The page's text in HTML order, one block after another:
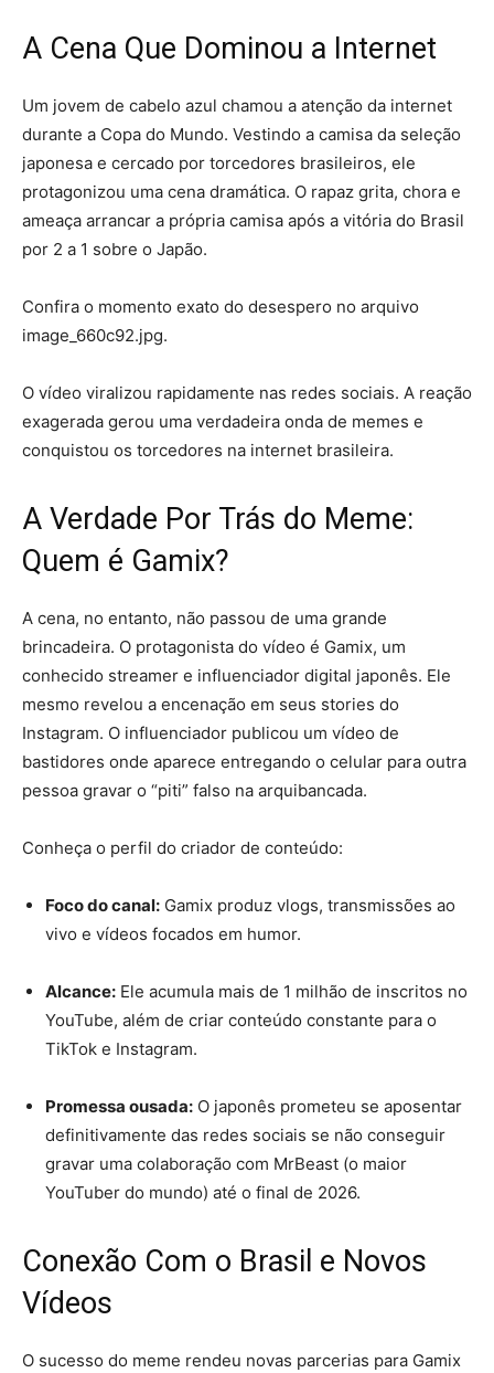
A Cena Que Dominou a Internet
Um jovem de cabelo azul chamou a atenção da internet
durante a Copa do Mundo. Vestindo a camisa da seleção
japonesa e cercado por torcedores brasileiros, ele
protagonizou uma cena dramática. O rapaz grita, chora e
ameaça arrancar a própria camisa após a vitória do Brasil
por 2 a 1 sobre o Japão.
Confira o momento exato do desespero no arquivo
image_660c92.jpg.
O vídeo viralizou rapidamente nas redes sociais. A reação
exagerada gerou uma verdadeira onda de memes e
conquistou os torcedores na internet brasileira.
A Verdade Por Trás do Meme:
Quem é Gamix?
A cena, no entanto, não passou de uma grande
brincadeira. O protagonista do vídeo é Gamix, um
conhecido streamer e influenciador digital japonês. Ele
mesmo revelou a encenação em seus stories do
Instagram. O influenciador publicou um vídeo de
bastidores onde aparece entregando o celular para outra
pessoa gravar o “piti” falso na arquibancada.
Conheça o perfil do criador de conteúdo:
Foco do canal: Gamix produz vlogs, transmissões ao
vivo e vídeos focados em humor.
Alcance: Ele acumula mais de 1 milhão de inscritos no
YouTube, além de criar conteúdo constante para o
TikTok e Instagram.
Promessa ousada: O japonês prometeu se aposentar
definitivamente das redes sociais se não conseguir
gravar uma colaboração com MrBeast (o maior
YouTuber do mundo) até o final de 2026.
Conexão Com o Brasil e Novos
Vídeos
O sucesso do meme rendeu novas parcerias para Gamix